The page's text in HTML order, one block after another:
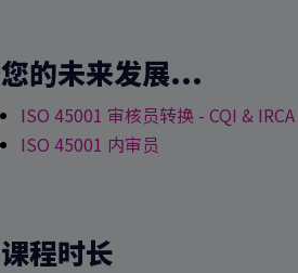
您的未来发展...
ISO 45001 审核员转换 - CQI &
ISO 45001 内审员
课程时长